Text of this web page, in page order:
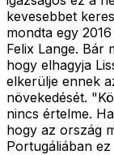
kevesebbet
mondta egy
Felix Lange. Bár
hogy elhagyja
elkerülje ennek
növekedését.
nincs értelme.
hogy az ország
Portugáliában